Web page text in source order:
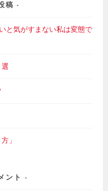
稿
と気がすまない私は変態で
」
ント